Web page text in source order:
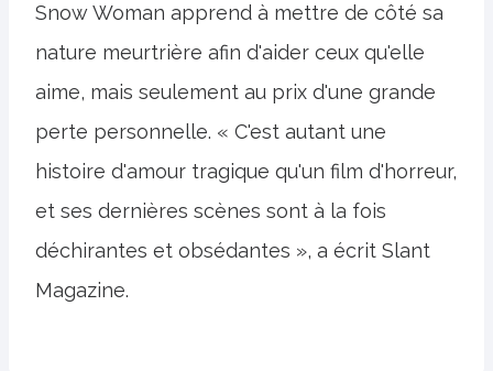
Snow Woman apprend à mettre de côté sa
nature meurtrière afin d'aider ceux qu'elle
aime, mais seulement au prix d'une grande
perte personnelle. « C'est autant une
histoire d'amour tragique qu'un film d'horreur,
et ses dernières scènes sont à la fois
déchirantes et obsédantes », a écrit Slant
Magazine.